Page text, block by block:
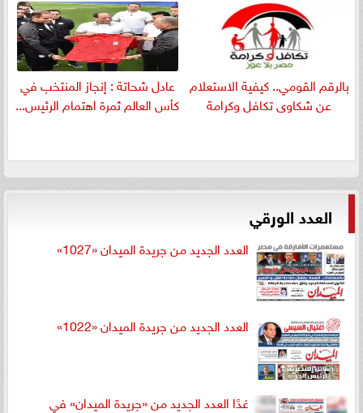
بالرقم القومي.. كيفية الاستعلام
عن شكاوى تكافل وكرامة
عادل شحاتة : إنجاز المنتخب في
كأس العالم ثمرة اهتمام الرئيس...
العدد الورقي
العدد الجديد من جريدة الميدان «1027»
العدد الجديد من جريدة الميدان «1022»
غدًا العدد الجديد من «جريدة الميدان» في